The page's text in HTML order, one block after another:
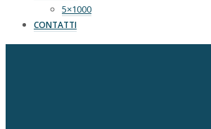
5×1000
CONTATTI